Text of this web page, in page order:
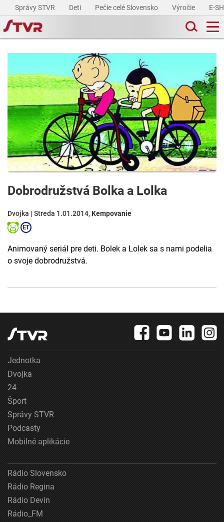
Správy STVR Deti Pečie celé Slovensko Výročie E-
Dobrodružstvá Bolka a Lolka
Dvojka | Streda 1.01.2014, Kempovanie
Animovaný seriál pre deti. Bolek a Lolek sa s nami podelia
o svoje dobrodružstvá.
Jednotka
Dvojka
24
Šport
Správy STVR
Podcasty
Mobilné aplikácie
Rádio Slovensko
Rádio Regina
Rádio Devín
Rádio_FM